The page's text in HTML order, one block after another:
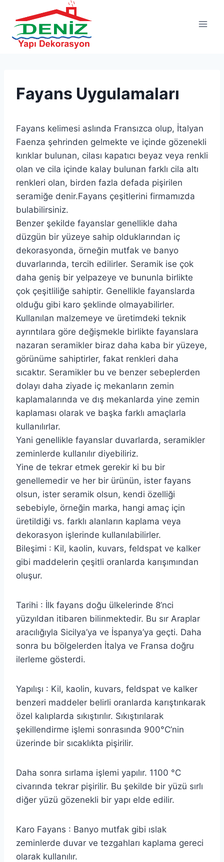
Fayans Uygulamaları
Fayans kelimesi aslında Fransızca olup, İtalyan
Faenza şehrinden gelmekte ve içinde gözenekli
kırıklar bulunan, cilası kapatıcı beyaz veya renkli
olan ve cila içinde kalay bulunan farklı cila altı
renkleri olan, birden fazla defada pişirilen
seramiğe denir.Fayans çeşitlerini firmamızda
bulabilirsiniz.
Benzer şekilde fayanslar genellikle daha
düzgün bir yüzeye sahip olduklarından iç
dekorasyonda, örneğin mutfak ve banyo
duvarlarında, tercih edilirler. Seramik ise çok
daha geniş bir yelpazeye ve bununla birlikte
çok çeşitliliğe sahiptir. Genellikle fayanslarda
olduğu gibi karo şeklinde olmayabilirler.
Kullanılan malzemeye ve üretimdeki teknik
ayrıntılara göre değişmekle birlikte fayanslara
nazaran seramikler biraz daha kaba bir yüzeye,
görünüme sahiptirler, fakat renkleri daha
sıcaktır. Seramikler bu ve benzer sebeplerden
dolayı daha ziyade iç mekanların zemin
kaplamalarında ve dış mekanlarda yine zemin
kaplaması olarak ve başka farklı amaçlarla
kullanılırlar.
Yani genellikle fayanslar duvarlarda, seramikler
zeminlerde kullanılır diyebiliriz.
Yine de tekrar etmek gerekir ki bu bir
genellemedir ve her bir ürünün, ister fayans
olsun, ister seramik olsun, kendi özelliği
sebebiyle, örneğin marka, hangi amaç için
üretildiği vs. farklı alanların kaplama veya
dekorasyon işlerinde kullanılabilirler.
Bileşimi : Kil, kaolin, kuvars, feldspat ve kalker
gibi maddelerin çeşitli oranlarda karışımından
oluşur.
Tarihi : İlk fayans doğu ülkelerinde 8’nci
yüzyıldan itibaren bilinmektedir. Bu sır Araplar
aracılığıyla Sicilya’ya ve İspanya’ya geçti. Daha
sonra bu bölgelerden İtalya ve Fransa doğru
ilerleme gösterdi.
Yapılışı : Kil, kaolin, kuvars, feldspat ve kalker
benzeri maddeler belirli oranlarda karıştırıkarak
özel kalıplarda sıkıştırılır. Sıkıştırılarak
şekillendirme işlemi sonrasında 900°C’nin
üzerinde bir sıcaklıkta pişirilir.
Daha sonra sırlama işlemi yapılır. 1100 °C
civarında tekrar pişirilir. Bu şekilde bir yüzü sırlı
diğer yüzü gözenekli bir yapı elde edilir.
Karo Fayans : Banyo mutfak gibi ıslak
zeminlerde duvar ve tezgahları kaplama gereci
olarak kullanılır.